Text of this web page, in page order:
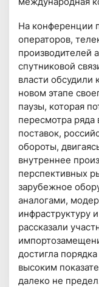
На конференции
операторов,
производителей
спутниковой
власти обсудили
новом этапе
паузы, которая
пересмотра ряда
поставок,
обороты,
внутреннее
перспективных
зарубежное
аналогами,
инфраструктуру
рассказали
достигла
высоким
далеко не